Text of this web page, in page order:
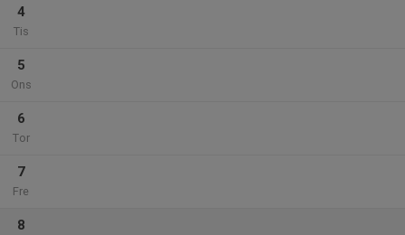
4
Tis
5
Ons
6
Tor
7
Fre
8